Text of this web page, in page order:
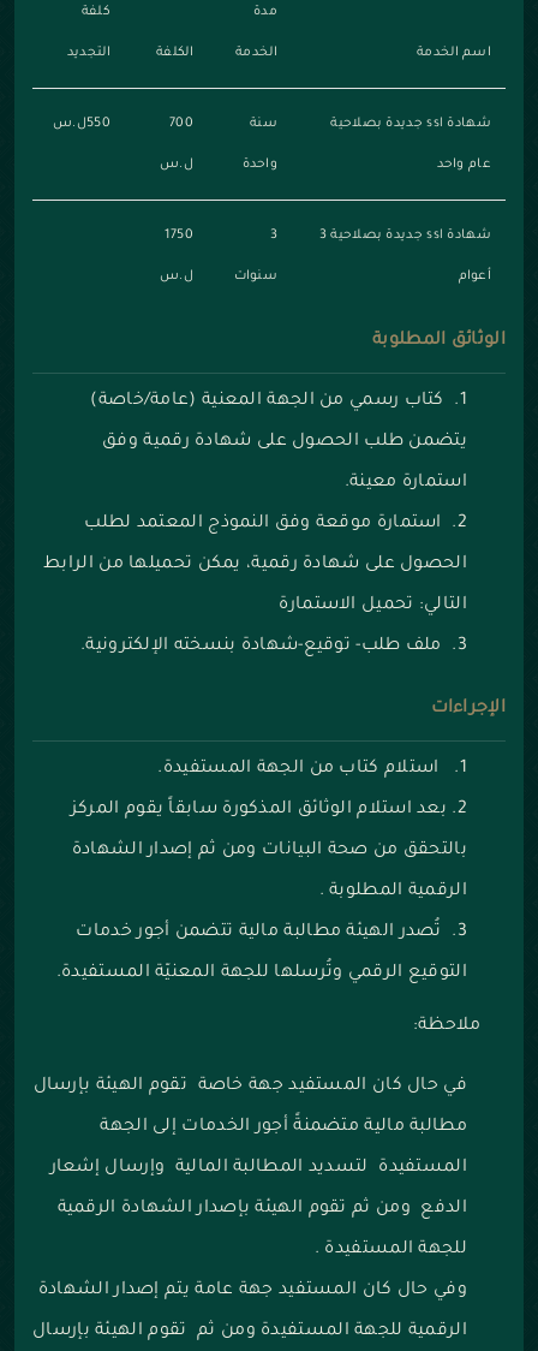
اسم الخدمة
مدة
الخدمة الكلفة
كلفة
التجديد
شهادة ssl جديدة بصلاحية
عام واحد
سنة
واحدة
700
ل.س
550ل.س
شهادة ssl جديدة بصلاحية 3
أعوام
3
سنوات
1750
ل.س
الوثائق المطلوبة
كتاب رسمي من الجهة المعنية (عامة/خاصة)
يتضمن طلب الحصول على شهادة رقمية وفق
استمارة معينة.
استمارة موقعة وفق النموذج المعتمد لطلب
الحصول على شهادة رقمية، يمكن تحميلها من الرابط
التالي: تحميل الاستمارة
ملف طلب- توقيع-شهادة بنسخته الإلكترونية.
الإجراءات
استلام كتاب من الجهة المستفيدة.
بعد استلام الوثائق المذكورة سابقاً يقوم المركز
بالتحقق من صحة البيانات ومن ثم إصدار الشهادة
الرقمية المطلوبة .
تُصدر الهيئة مطالبة مالية تتضمن أجور خدمات
التوقيع الرقمي وتُرسلها للجهة المعنيّة المستفيدة.
ملاحظة:
في حال كان المستفيد جهة خاصة تقوم الهيئة بإرسال
مطالبة مالية متضمنةً أجور الخدمات إلى الجهة
المستفيدة لتسديد المطالبة المالية وإرسال إشعار
الدفع ومن ثم تقوم الهيئة بإصدار الشهادة الرقمية
للجهة المستفيدة .
وفي حال كان المستفيد جهة عامة يتم إصدار الشهادة
الرقمية للجهة المستفيدة ومن ثم تقوم الهيئة بإرسال